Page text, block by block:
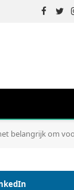
belangrijk om